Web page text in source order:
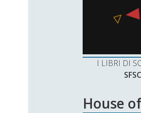
I LIBRI DI
House